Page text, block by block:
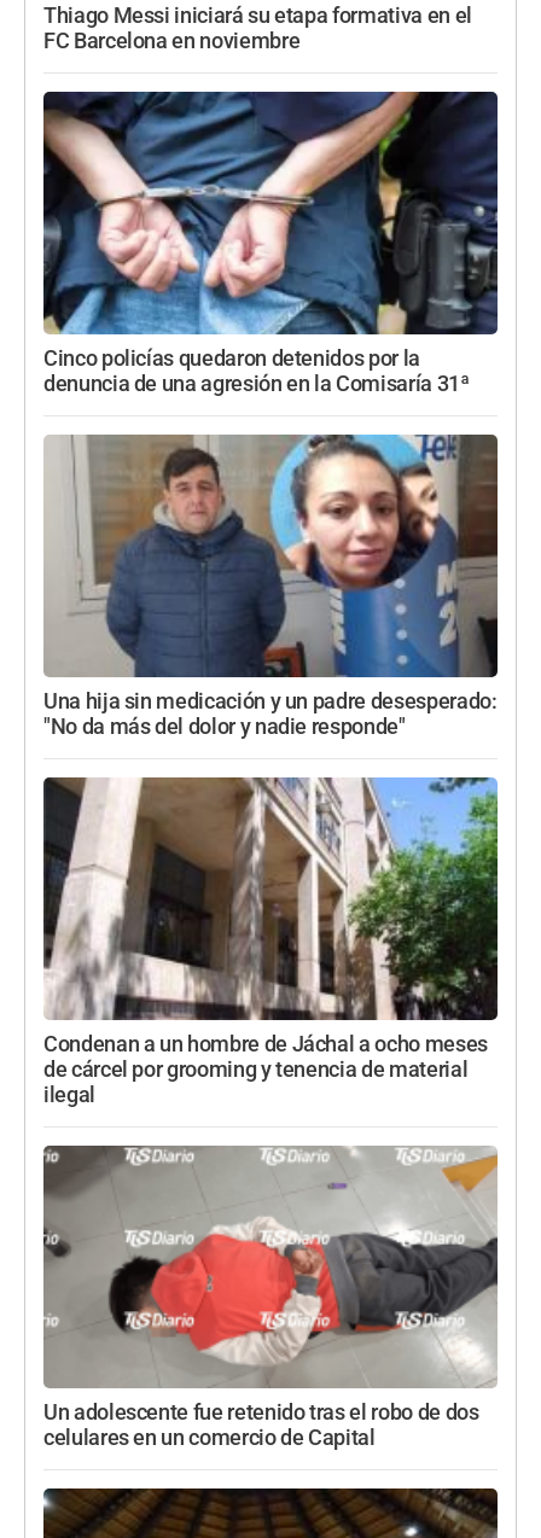
Thiago Messi iniciará su etapa formativa en el
FC Barcelona en noviembre
Cinco policías quedaron detenidos por la
denuncia de una agresión en la Comisaría 31ª
Una hija sin medicación y un padre desesperado:
"No da más del dolor y nadie responde"
Condenan a un hombre de Jáchal a ocho meses
de cárcel por grooming y tenencia de material
ilegal
Un adolescente fue retenido tras el robo de dos
celulares en un comercio de Capital